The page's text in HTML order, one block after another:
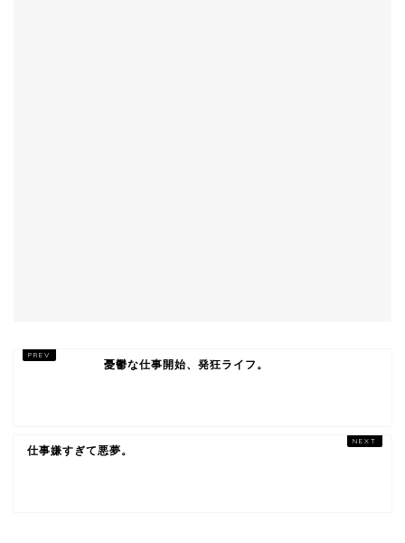
憂鬱な仕事開始、発狂ライフ。
仕事嫌すぎて悪夢。